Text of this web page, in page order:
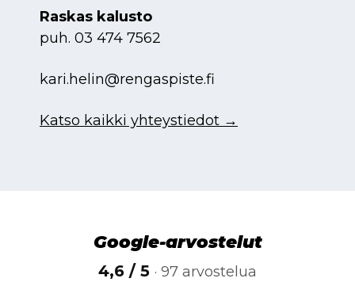
Raskas kalusto
puh. 03 474 7562
kari.helin@rengaspiste.fi
Katso kaikki yhteystiedot →
Google-arvostelut
4,6 / 5 · 97 arvostelua